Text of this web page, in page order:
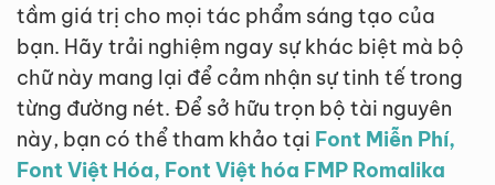
tầm giá trị cho mọi tác phẩm sáng tạo của
bạn. Hãy trải nghiệm ngay sự khác biệt mà bộ
chữ này mang lại để cảm nhận sự tinh tế trong
từng đường nét. Để sở hữu trọn bộ tài nguyên
này, bạn có thể tham khảo tại Font Miễn Phí,
Font Việt Hóa, Font Việt hóa FMP Romalika